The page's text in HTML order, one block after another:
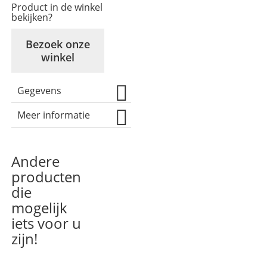
Product in de winkel
bekijken?
Bezoek onze
winkel
Gegevens
Meer informatie
Andere
producten
die
mogelijk
iets voor u
zijn!